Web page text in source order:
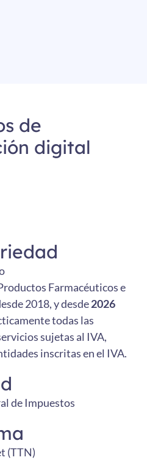
de
digital
Farmacéuticos e
2018, y desde2026
todas las
sujetas al IVA,
inscritas en el IVA.
de Impuestos
(TTN)